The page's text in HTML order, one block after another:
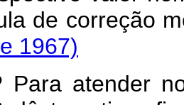
de
1967)
atender no